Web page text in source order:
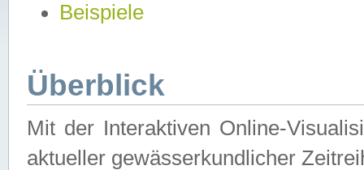
Beispiele
Überblick
Mit der Interaktiven Online-
aktueller gewässerkundlicher